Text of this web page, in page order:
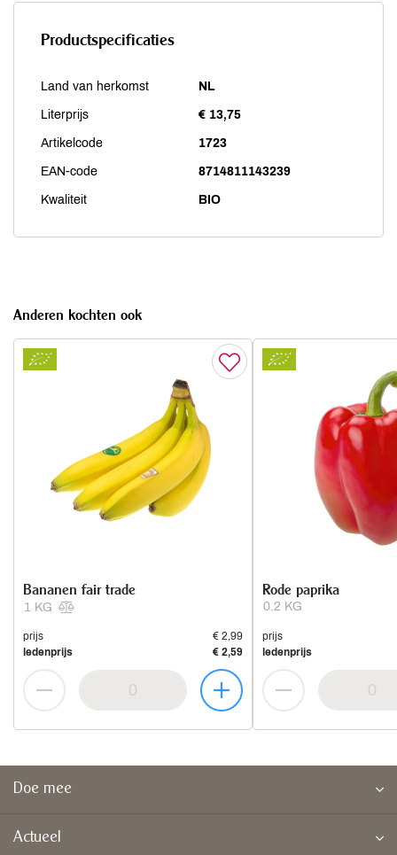
Productspecificaties
Land van herkomst NL
Literprijs € 13,75
Artikelcode 1723
EAN-code 8714811143239
Kwaliteit BIO
Anderen kochten ook
1 KG
Bananen fair trade
prijs
€ 2,99
ledenprijs
€ 2,59
0.2 KG
Rode paprika
prijs
ledenprijs
Doe mee
Actueel